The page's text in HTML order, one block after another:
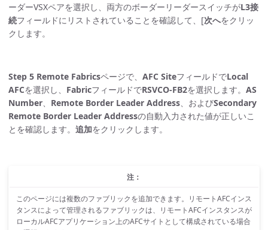
ーダーVSXペアを選択し、両方のボーダーリーダースイッチがL3接
続フィールドにリストされていることを確認して、[次へをクリッ
クします。
Step 5 Remote Fabricsページで、 AFC SiteフィールドでLocal
AFCを選択し、 FabricフィールドでRSVCO-FB2を選択します。 AS
Number
Remote Border Leader Address 、およびSecondary
Remote Border Leader Addressの自動入力された値が正しいこ
とを確認します。 追加をクリックします。
注：
このページには複数のファブリックを追加できます。リモートAFCインス
タンスによって管理されるファブリックは、リモートAFCインスタンスが
ローカルAFCアプリケーション上のAFCサイトとして構成されている場合